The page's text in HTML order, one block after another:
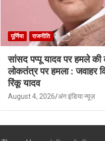
पूर्णिया राजनीति
सांसद पप्पू यादव पर हमले की
लोकतंत्र पर हमला : जवाहर
रिंकू यादव
August 4, 2026 अंग इंडिया न्यूज़